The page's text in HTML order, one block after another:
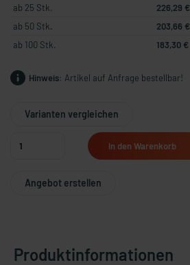
ab 25 Stk.
226,29 €
ab 50 Stk.
203,66 €
ab 100 Stk.
183,30 €
Hinweis: Artikel auf Anfrage bestellbar!
Varianten vergleichen
In den Warenkorb
Angebot erstellen
Produktinformationen